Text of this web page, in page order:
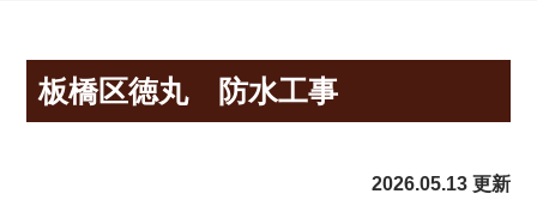
板橋区徳丸 防水工事
2026.05.13 更新